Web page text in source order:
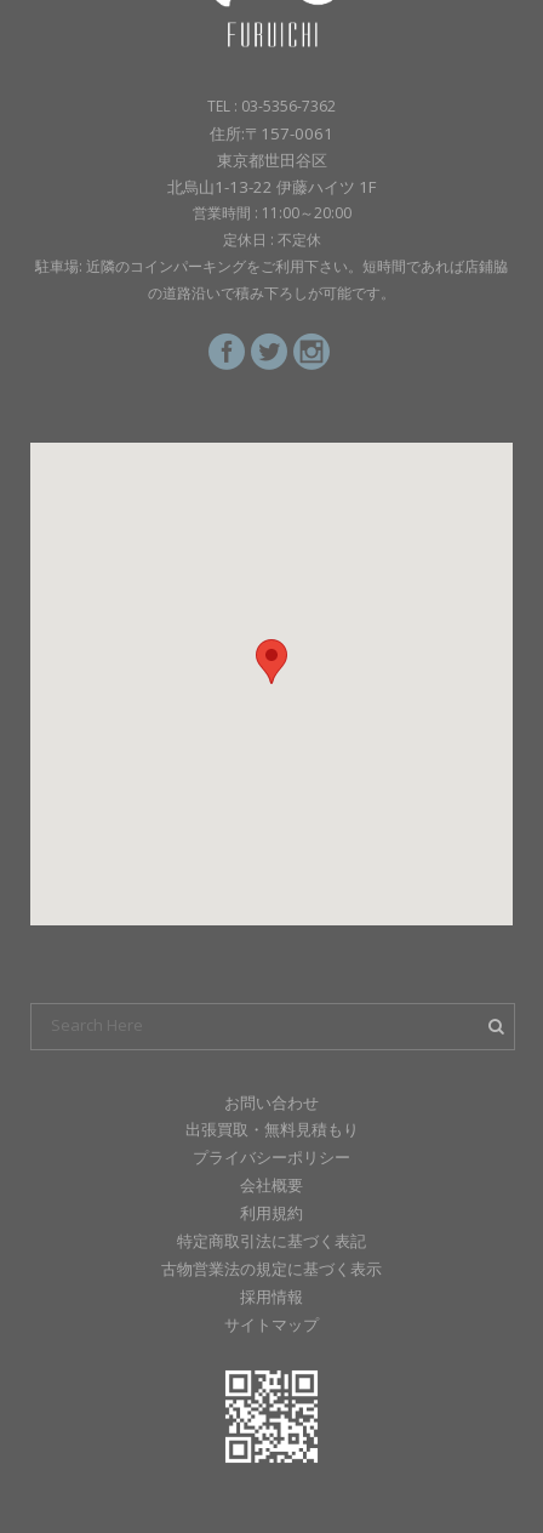
TEL : 03-5356-7362
住所:〒157-0061
東京都世田谷区
北烏山1-13-22 伊藤ハイツ 1F
営業時間 : 11:00～20:00
定休日 : 不定休
駐車場: 近隣のコインパーキングをご利用下さい。短時間であれば店鋪脇
の道路沿いで積み下ろしが可能です。
お問い合わせ
出張買取・無料見積もり
プライバシーポリシー
会社概要
利用規約
特定商取引法に基づく表記
古物営業法の規定に基づく表示
採用情報
サイトマップ